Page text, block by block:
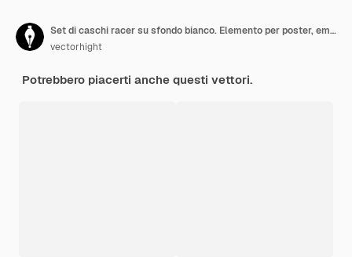
Set di caschi racer su sfondo bianco. Elemento per poster, emblema, segno. Illustrazione
vectorhight
Potrebbero piacerti anche questi vettori.